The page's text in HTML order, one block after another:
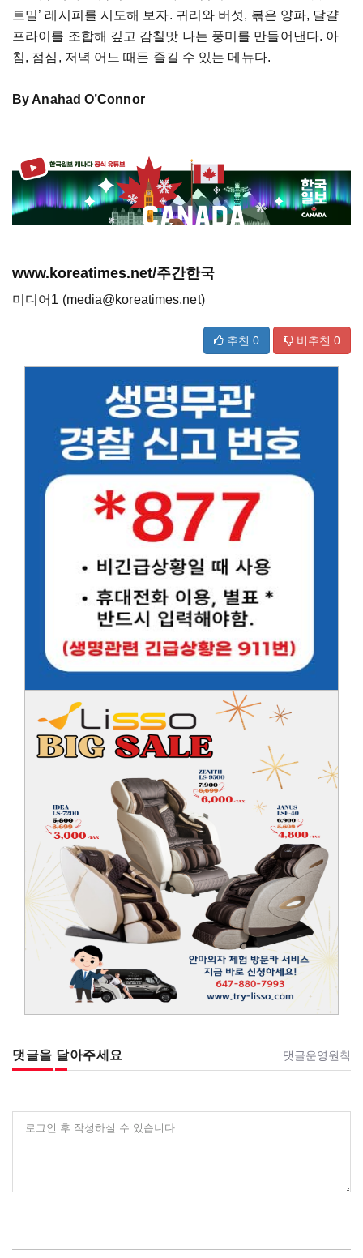
트밀’ 레시피를 시도해 보자. 귀리와 버섯, 볶은 양파, 달걀
프라이를 조합해 깊고 감칠맛 나는 풍미를 만들어낸다. 아
침, 점심, 저녁 어느 때든 즐길 수 있는 메뉴다.
By Anahad O’Connor
www.koreatimes.net/주간한국
미디어1 (media@koreatimes.net)
추천 0 비추천 0
댓글을 달아주세요 댓글운영원칙
로그인 후 작성하실 수 있습니다